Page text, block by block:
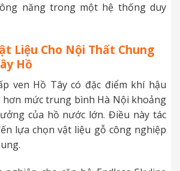
năng trong một hệ thống duy
Liệu Cho Nội Thất Chung
Hồ
ven Hồ Tây có đặc điểm khí hậu
hơn mức trung bình Hà Nội khoảng
của hồ nước lớn. Điều này tác
lựa chọn vật liệu gỗ công nghiệp